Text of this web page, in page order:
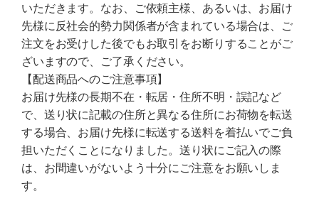
いただきます。なお、ご依頼主様、あるいは、お届け
先様に反社会的勢力関係者が含まれている場合は、ご
注文をお受けした後でもお取引をお断りすることがご
ざいますので、ご了承ください。
【配送商品へのご注意事項】
お届け先様の長期不在・転居・住所不明・誤記など
で、送り状に記載の住所と異なる住所にお荷物を転送
する場合、お届け先様に転送する送料を着払いでご負
担いただくことになりました。送り状にご記入の際
は、お間違いがないよう十分にご注意をお願いしま
す。